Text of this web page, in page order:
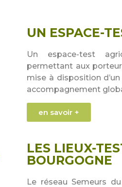
UN ESPACE-
Un espace-test
permettant aux
mise à disposition
accompagnement
en savoir +
LES LIEUX-
BOURGOGNE
Le réseau Semeurs